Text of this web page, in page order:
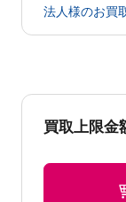
法人様のお買
買取上限金